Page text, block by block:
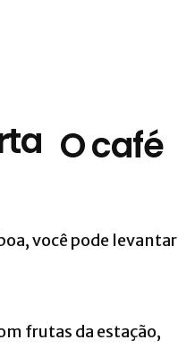
O café
você pode levantar
frutas da estação,